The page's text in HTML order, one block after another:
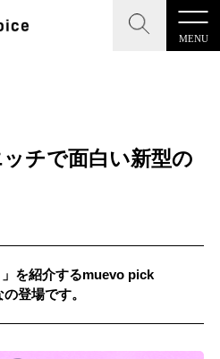
MENU
CLOSE
#女性SSW
ーグループ #R&B/ソウル
CLOSE
楽特化メディア
チで面白い新型の
」を紹介するmuevo pick
登場です。